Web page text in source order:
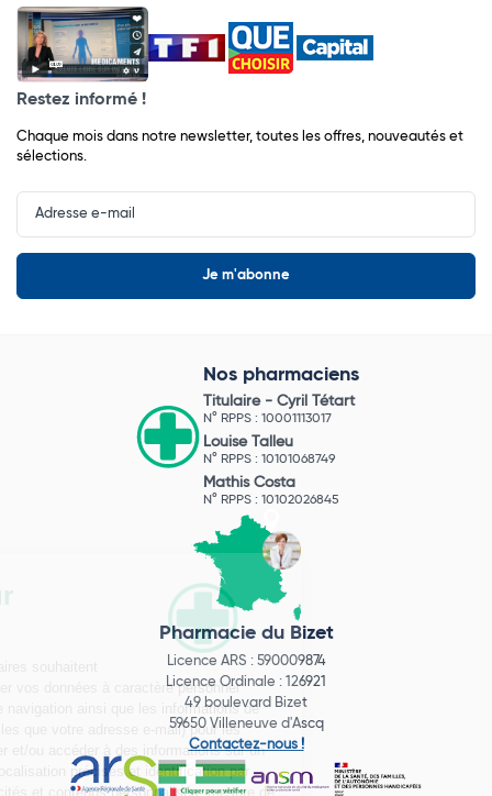
Restez informé !
Chaque mois dans notre newsletter, toutes les offres, nouveautés et
sélections.
Input
Newsletter
Nos pharmaciens
Titulaire - Cyril Tétart
N° RPPS : 10001113017
Louise Talleu
N° RPPS : 10101068749
Mathis Costa
N° RPPS : 10102026845
Pharmacie du Bizet
Licence ARS : 590009874
Licence Ordinale : 126921
49 boulevard Bizet
59650 Villeneuve d'Ascq
Contactez-nous !